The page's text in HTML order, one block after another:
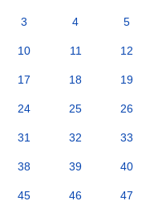
3 4 5
10 11 12
17 18 19
24 25 26
31 32 33
38 39 40
45 46 47